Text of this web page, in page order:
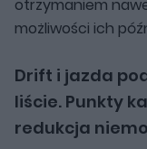
otrzymaniem
możliwości ich
Drift i jazda
liście. Punkty
redukcja